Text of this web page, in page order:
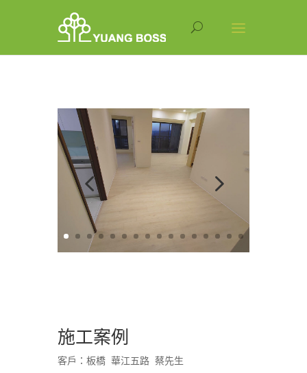
施工案例
客戶：板橋 華江五路 蔡先生